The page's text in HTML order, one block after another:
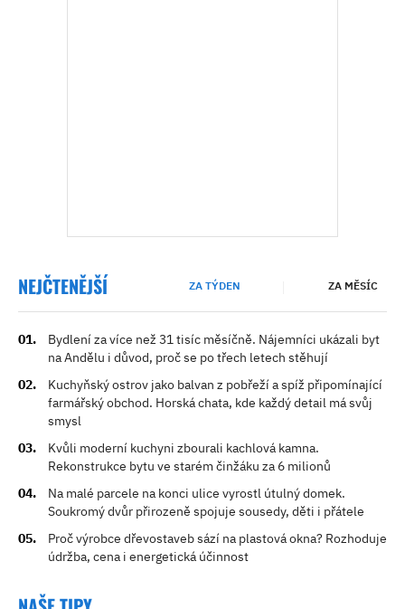
NEJČTENĚJŠÍ ZA TÝDEN ZA MĚSÍC
Bydlení za více než 31 tisíc měsíčně. Nájemníci ukázali byt
na Andělu i důvod, proč se po třech letech stěhují
Kuchyňský ostrov jako balvan z pobřeží a spíž připomínající
farmářský obchod. Horská chata, kde každý detail má svůj
smysl
Kvůli moderní kuchyni zbourali kachlová kamna.
Rekonstrukce bytu ve starém činžáku za 6 milionů
Na malé parcele na konci ulice vyrostl útulný domek.
Soukromý dvůr přirozeně spojuje sousedy, děti i přátele
Proč výrobce dřevostaveb sází na plastová okna? Rozhoduje
údržba, cena i energetická účinnost